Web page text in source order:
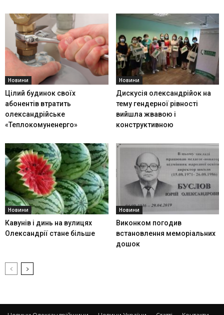
Новини
Цілий будинок своїх
абонентів втратить
олександрійське
«Теплокомуненерго»
Новини
Дискусія олександрійок на
тему гендерної рівності
вийшла жвавою і
конструктивною
Новини
Кавунів і динь на вулицях
Олександрії стане більше
Новини
Виконком погодив
встановлення меморіальних
дошок